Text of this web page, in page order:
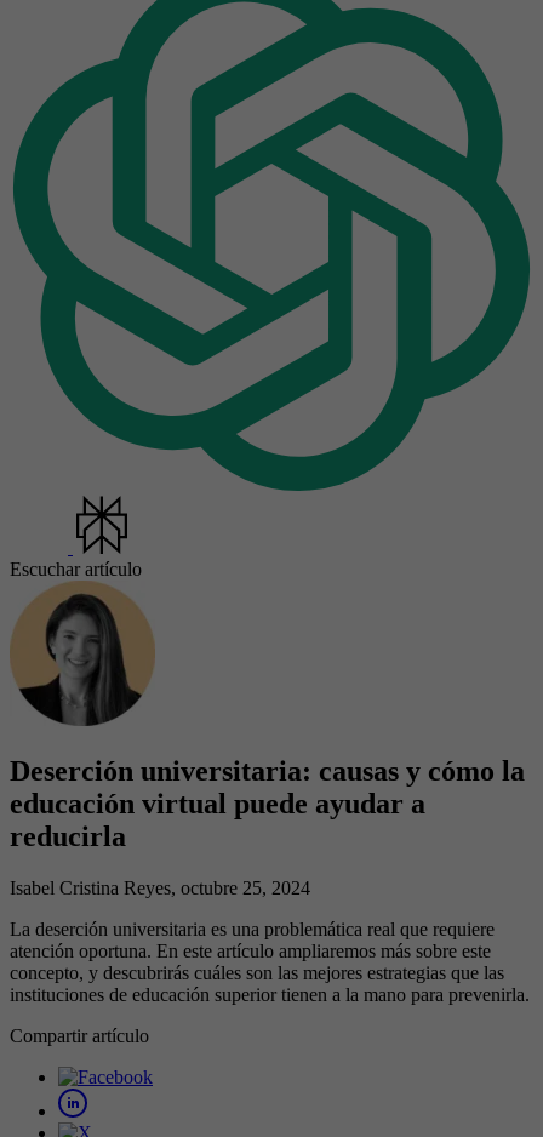
Escuchar artículo
Deserción universitaria: causas y cómo la
educación virtual puede ayudar a
reducirla
Isabel Cristina Reyes, octubre 25, 2024
La deserción universitaria es una problemática real que requiere
atención oportuna. En este artículo ampliaremos más sobre este
concepto, y descubrirás cuáles son las mejores estrategias que las
instituciones de educación superior tienen a la mano para prevenirla.
Compartir artículo